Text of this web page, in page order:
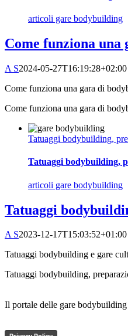
articoli gare bodybuilding
Come funziona
A S2024-05-27T16:19:28+02:00
Come funziona una gara di
Come funziona una gara di
Tatuaggi bodybuilding,
Tatuaggi bodybuilding,
articoli gare bodybuilding
Tatuaggi
A S2023-12-17T15:03:52+01:00
Tatuaggi bodybuilding e gare
Tatuaggi bodybuilding,
Il portale delle gare